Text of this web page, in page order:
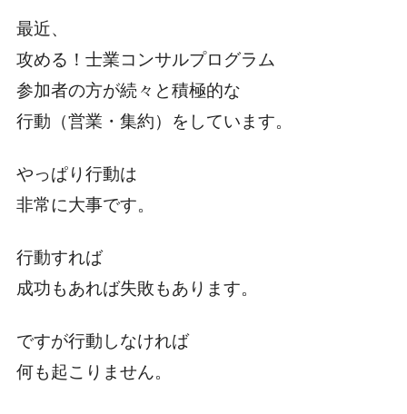
最近、
攻める！士業コンサルプログラム
参加者の方が続々と積極的な
行動（営業・集約）をしています。
やっぱり行動は
非常に大事です。
行動すれば
成功もあれば失敗もあります。
ですが行動しなければ
何も起こりません。